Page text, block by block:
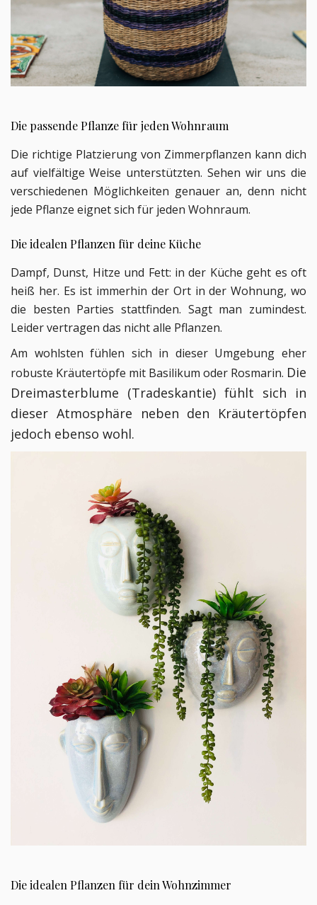
Die passende Pflanze für jeden Wohnraum
Die richtige Platzierung von Zimmerpflanzen kann dich
auf vielfältige Weise unterstützten. Sehen wir uns die
verschiedenen Möglichkeiten genauer an, denn nicht
jede Pflanze eignet sich für jeden Wohnraum.
Die idealen Pflanzen für deine Küche
Dampf, Dunst, Hitze und Fett: in der Küche geht es oft
heiß her. Es ist immerhin der Ort in der Wohnung, wo
die besten Parties stattfinden. Sagt man zumindest.
Leider vertragen das nicht alle Pflanzen.
Am wohlsten fühlen sich in dieser Umgebung eher
robuste Kräutertöpfe mit Basilikum oder Rosmarin. Die
Dreimasterblume (Tradeskantie) fühlt sich in
dieser Atmosphäre neben den Kräutertöpfen
jedoch ebenso wohl.
Die idealen Pflanzen für dein Wohnzimmer